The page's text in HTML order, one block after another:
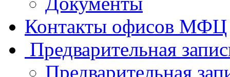
Контакты офисов МФЦ
Предварительная
Предварительная